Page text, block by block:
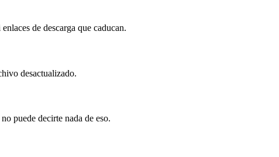
de descarga que caducan.
desactualizado.
puede decirte nada de eso.